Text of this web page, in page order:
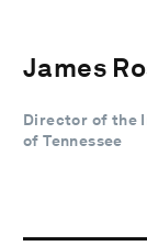
James
Director of the
of Tennessee